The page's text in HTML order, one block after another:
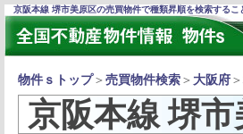
京阪本線 堺市美原区の売買物件で種類昇順を検索するこ
物件ｓトップ＞ 売買物件検索 ＞ 大阪府 ＞
京阪本線 堺